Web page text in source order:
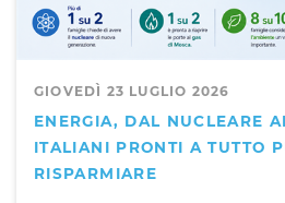
GIOVEDÌ 23 LUGLIO 2026
ENERGIA, DAL NUCLEARE
ITALIANI PRONTI A TUTTO
RISPARMIARE